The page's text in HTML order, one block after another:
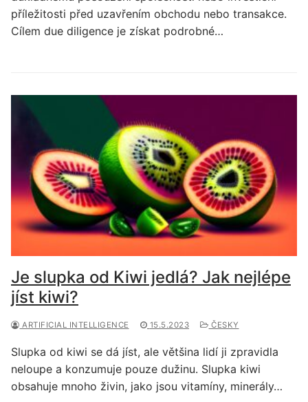
příležitosti před uzavřením obchodu nebo transakce.
Cílem due diligence je získat podrobné…
Je slupka od Kiwi jedlá? Jak nejlépe
jíst kiwi?
ARTIFICIAL INTELLIGENCE 15.5.2023 ČESKY
Slupka od kiwi se dá jíst, ale většina lidí ji zpravidla
neloupe a konzumuje pouze dužinu. Slupka kiwi
obsahuje mnoho živin, jako jsou vitamíny, minerály…